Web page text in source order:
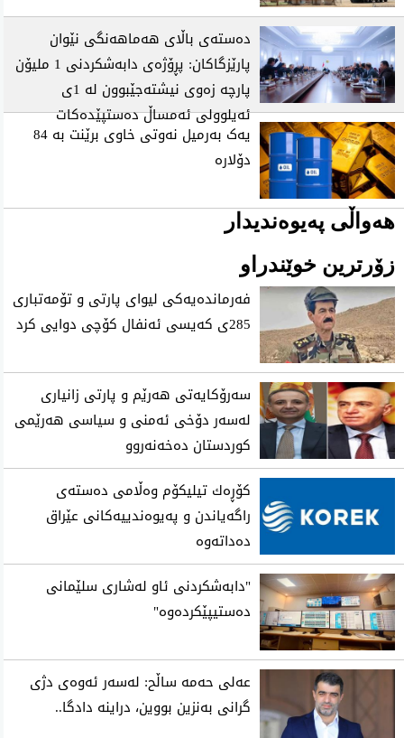
دەستەی باڵای هەماهەنگی نێوان
پارێزگاکان: پڕۆژەی دابەشکردنی 1 ملیۆن
پارچە زەوی نیشتەجێبوون لە 1ی
ئەیلوولی ئەمساڵ دەستپێدەکات
یەک بەرمیل نەوتی خاوی برێنت بە 84
دۆلارە
هەواڵی پەیوەندیدار
زۆرترین خوێندراو
فه‌رمانده‌یه‌كی لیوای پارتی و تۆمه‌تباری
285ی كه‌یسی ئه‌نفال كۆچی دوایی كرد
سەرۆکایەتی هەرێم و پارتی زانیاری
لەسەر دۆخی ئەمنی و سیاسی هەرێمی
کوردستان دەخەنەروو
كۆڕه‌ك تیلیكۆم وه‌ڵامی ده‌سته‌ی
راگه‌یاندن و په‌یوه‌ندییه‌كانی‌ عێراق
ده‌داته‌وه‌
"دابه‌شكردنی ئاو له‌شاری سلێمانی
ده‌ستیپێكرده‌وه‌"
عه‌لی‌ حه‌مه‌ ساڵح: له‌سه‌ر ئه‌وه‌ی دژی
گرانی به‌نزین بووین، دراینه‌ دادگا..